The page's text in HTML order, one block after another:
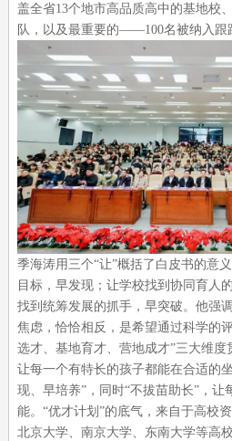
盖全省13个地市高品质高中的基地校
队，以及最重要的——100名被纳入跟
季海涛用三个“让”概括了白皮书的意
目标，早发现；让学校找到协同育人
找到统筹发展的抓手，早突破。他强
焦虑，恰恰相反，是希望通过科学的
选才、基地育才、营地成才”三大维度
让每一个有特长的孩子都能在合适的
现、早培养”，同时“不拔苗助长”，让
能。“优才计划”的底气，来自于高校
北京大学、南京大学、东南大学等高